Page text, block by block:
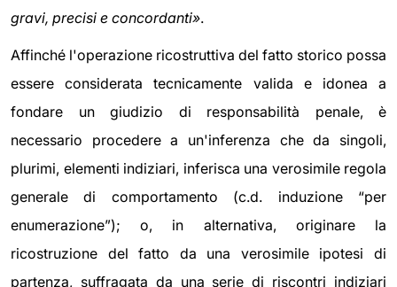
gravi, precisi e concordanti».
Affinché l'operazione ricostruttiva del fatto storico possa
essere considerata tecnicamente valida e idonea a
fondare un giudizio di responsabilità penale, è
necessario procedere a un'inferenza che da singoli,
plurimi, elementi indiziari, inferisca una verosimile regola
generale di comportamento (c.d. induzione “per
enumerazione”); o, in alternativa, originare la
ricostruzione del fatto da una verosimile ipotesi di
partenza, suffragata da una serie di riscontri indiziari